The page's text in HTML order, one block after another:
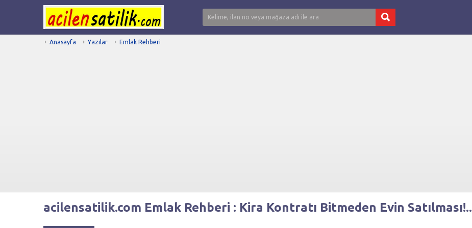
Anasayfa Yazılar Emlak Rehberi
acilensatilik.com Emlak Rehberi : Kira Kontratı Bitmeden Evin Satılması!..